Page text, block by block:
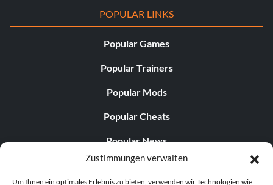
Zustimmungen verwalten
Um Ihnen ein optimales Erlebnis zu bieten, verwenden wir Technologien wie
POPULAR LINKS
Popular Games
Popular Trainers
Popular Mods
Popular Cheats
Popular News
Popular Editorials